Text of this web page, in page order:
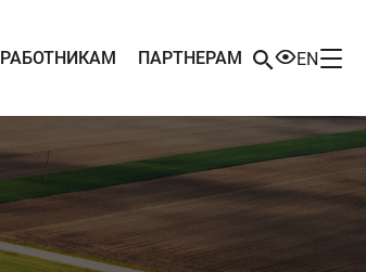
РАБОТНИКАМ ПАРТНЕРАМ EN